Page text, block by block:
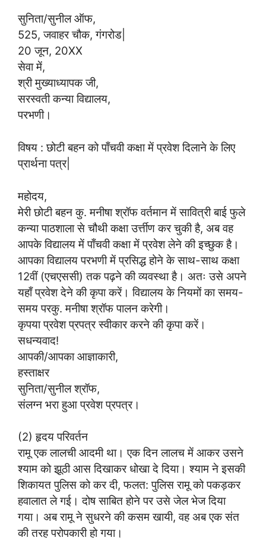
सुनिता/सुनील ऑफ,
525, जवाहर चौक, गंगरोड|
20 जून, 20XX
सेवा में,
श्री मुख्याध्यापक जी,
सरस्वती कन्या विद्यालय,
परभणी।
विषय : छोटी बहन को पाँचवी कक्षा में प्रवेश दिलाने के लिए
प्रार्थना पत्र|
महोदय,
मेरी छोटी बहन कु. मनीषा श्रॉफ वर्तमान में सावित्री बाई फुले
कन्या पाठशाला से चौथी कक्षा उर्त्तीण कर चुकी है, अब वह
आपके विद्यालय में पाँचवी कक्षा में प्रवेश लेने की इच्छुक है।
आपका विद्यालय परभणी में प्रसिद्ध होने के साथ-साथ कक्षा
12वीं (एचएससी) तक पढ़ने की व्यवस्था है। अतः उसे अपने
यहाँ प्रवेश देने की कृपा करें। विद्यालय के नियमों का समय-
समय परकु. मनीषा श्रॉफ पालन करेगी।
कृपया प्रवेश प्रपत्र स्वीकार करने की कृपा करें।
सधन्यवाद!
आपकी/आपका आज्ञाकारी,
हस्ताक्षर
सुनिता/सुनील श्रॉफ,
संलग्न भरा हुआ प्रवेश प्रपत्र।
(2) हृदय परिवर्तन
रामू एक लालची आदमी था। एक दिन लालच में आकर उसने
श्याम को झूठी आस दिखाकर धोखा दे दिया। श्याम ने इसकी
शिकायत पुलिस को कर दी, फलत: पुलिस रामू को पकड़कर
हवालात ले गई। दोष साबित होने पर उसे जेल भेज दिया
गया। अब रामू ने सुधरने की कसम खायी, वह अब एक संत
की तरह परोपकारी हो गया।